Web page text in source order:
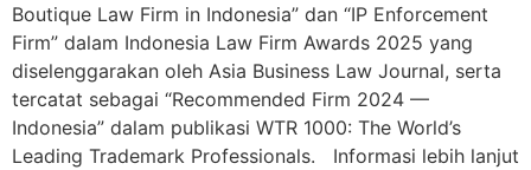
Boutique Law Firm in Indonesia” dan “IP Enforcement
Firm” dalam Indonesia Law Firm Awards 2025 yang
diselenggarakan oleh Asia Business Law Journal, serta
tercatat sebagai “Recommended Firm 2024 —
Indonesia” dalam publikasi WTR 1000: The World’s
Leading Trademark Professionals. Informasi lebih lanjut